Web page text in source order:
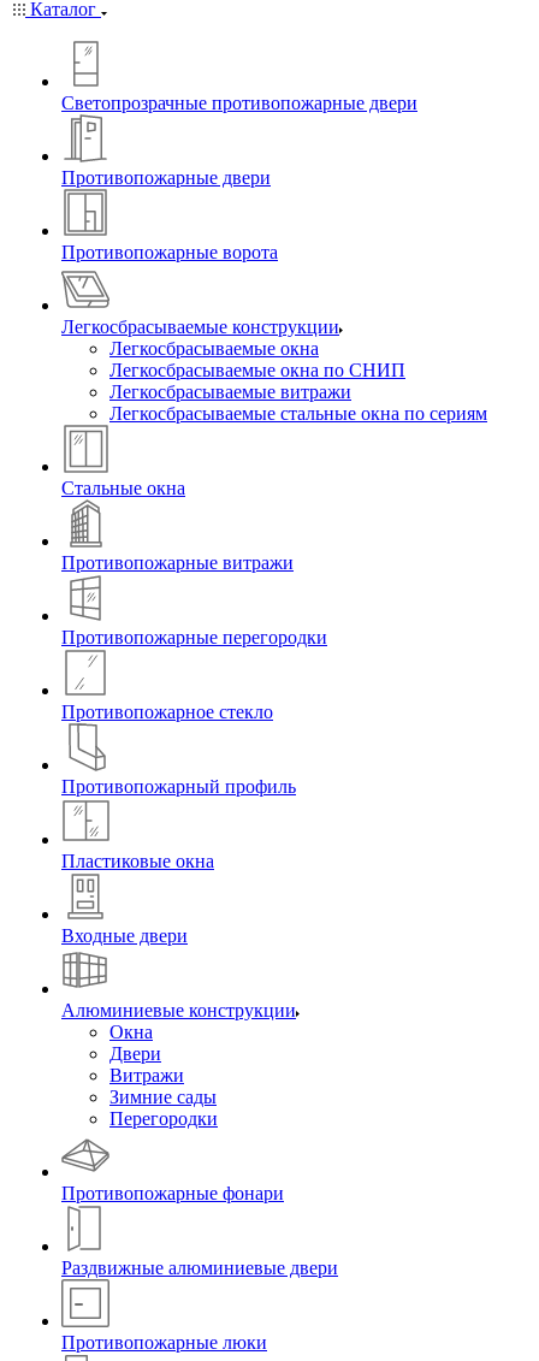
Каталог
Светопрозрачные противопожарные двери
Противопожарные двери
Противопожарные ворота
Легкосбрасываемые конструкции
Легкосбрасываемые окна
Легкосбрасываемые окна по СНИП
Легкосбрасываемые витражи
Легкосбрасываемые стальные окна по сериям
Стальные окна
Противопожарные витражи
Противопожарные перегородки
Противопожарное стекло
Противопожарный профиль
Пластиковые окна
Входные двери
Алюминиевые конструкции
Окна
Двери
Витражи
Зимние сады
Перегородки
Противопожарные фонари
Раздвижные алюминиевые двери
Противопожарные люки